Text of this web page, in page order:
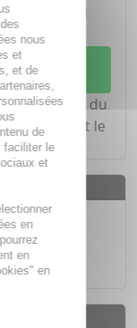
le conseil
à votre
écoute du
8h à 20h
et le
.
24h*
nous
et
et de
de
faciliter le
et
en
en
en